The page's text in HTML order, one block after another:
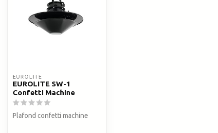
EUROLITE
EUROLITE SW-1
Confetti Machine
Plafond confetti machine